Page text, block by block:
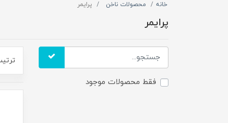
خانه محصولات ناخن پرایمر
پرایمر
فقط محصولات موجود